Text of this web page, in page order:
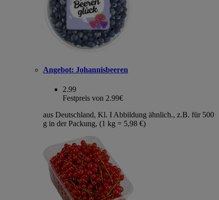
Angebot: Johannisbeeren
2.99
Festpreis von 2.99€
aus Deutschland, Kl. I Abbildung ähnlich., z.B. für 500
g in der Packung, (1 kg = 5,98 €)